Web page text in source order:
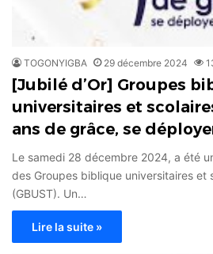
TOGONYIGBA 29 décembre 2024
[Jubilé d’Or] Groupes
universitaires et
ans de grâce, se
Le samedi 28 décembre 2024, a été
des Groupes biblique universitaires et
(GBUST). Un…
Lire la suite »